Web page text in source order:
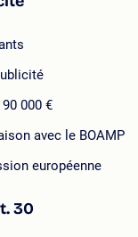
000 €
avec le BOAMP
européenne
30